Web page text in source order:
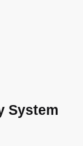
System